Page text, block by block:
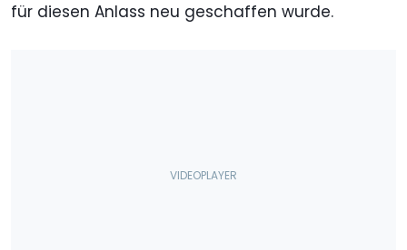
für diesen Anlass neu geschaffen wurde.